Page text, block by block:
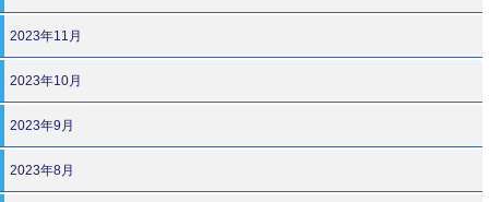
2023年11月
2023年10月
2023年9月
2023年8月